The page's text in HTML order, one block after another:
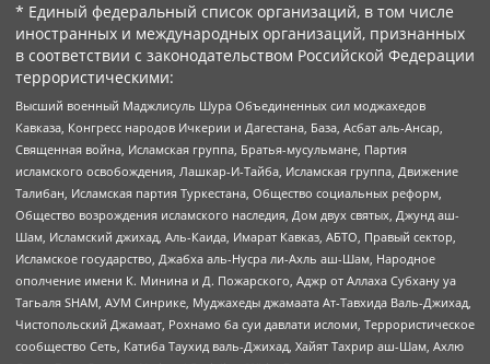
* Единый федеральный список организаций, в том числе
иностранных и международных организаций, признанных
в соответствии с законодательством Российской Федерации
террористическими:
Высший военный Маджлисуль Шура Объединенных сил моджахедов
Кавказа, Конгресс народов Ичкерии и Дагестана, База, Асбат аль-Ансар,
Священная война, Исламская группа, Братья-мусульмане, Партия
исламского освобождения, Лашкар-И-Тайба, Исламская группа, Движение
Талибан, Исламская партия Туркестана, Общество социальных реформ,
Общество возрождения исламского наследия, Дом двух святых, Джунд аш-
Шам, Исламский джихад, Аль-Каида, Имарат Кавказ, АБТО, Правый сектор,
Исламское государство, Джабха аль-Нусра ли-Ахль аш-Шам, Народное
ополчение имени К. Минина и Д. Пожарского, Аджр от Аллаха Субхану уа
Тагьаля SHAM, АУМ Синрике, Муджахеды джамаата Ат-Тавхида Валь-Джихад,
Чистопольский Джамаат, Рохнамо ба суи давлати исломи, Террористическое
сообщество Сеть, Катиба Таухид валь-Джихад, Хайят Тахрир аш-Шам, Ахлю